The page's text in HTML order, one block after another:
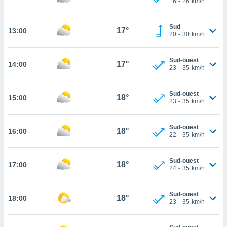
de
votre
le
des
au
13:00 17°
Sud
20 - 30 km/h
14:00 17°
Sud-ouest
23 - 35 km/h
15:00 18°
Sud-ouest
23 - 35 km/h
16:00 18°
Sud-ouest
22 - 35 km/h
17:00 18°
Sud-ouest
24 - 35 km/h
18:00 18°
Sud-ouest
23 - 35 km/h